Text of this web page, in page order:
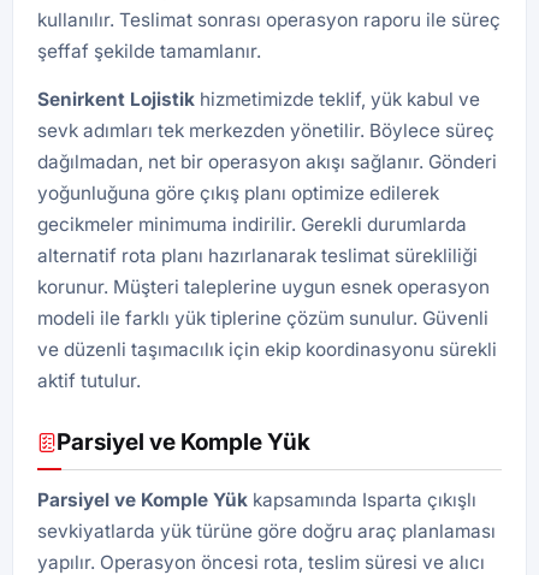
kullanılır. Teslimat sonrası operasyon raporu ile süreç
şeffaf şekilde tamamlanır.
Senirkent Lojistik hizmetimizde teklif, yük kabul ve
sevk adımları tek merkezden yönetilir. Böylece süreç
dağılmadan, net bir operasyon akışı sağlanır. Gönderi
yoğunluğuna göre çıkış planı optimize edilerek
gecikmeler minimuma indirilir. Gerekli durumlarda
alternatif rota planı hazırlanarak teslimat sürekliliği
korunur. Müşteri taleplerine uygun esnek operasyon
modeli ile farklı yük tiplerine çözüm sunulur. Güvenli
ve düzenli taşımacılık için ekip koordinasyonu sürekli
aktif tutulur.
Parsiyel ve Komple Yük
Parsiyel ve Komple Yük kapsamında Isparta çıkışlı
sevkiyatlarda yük türüne göre doğru araç planlaması
yapılır. Operasyon öncesi rota, teslim süresi ve alıcı